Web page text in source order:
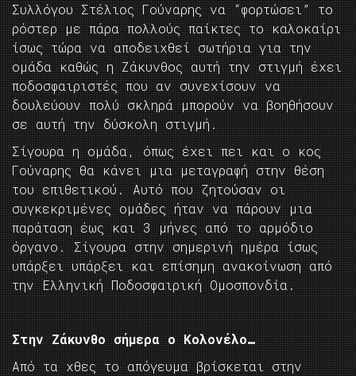
Συλλόγου Στέλιος Γούναρης να “φορτώσει” το
ρόστερ με πάρα πολλούς παίκτες το καλοκαίρι
ίσως τώρα να αποδειχθεί σωτήρια για την
ομάδα καθώς η Ζάκυνθος αυτή την στιγμή έχει
ποδοσφαιριστές που αν συνεχίσουν να
δουλεύουν πολύ σκληρά μπορούν να βοηθήσουν
σε αυτή την δύσκολη στιγμή.
Σίγουρα η ομάδα, όπως έχει πει και ο κος
Γούναρης θα κάνει μια μεταγραφή στην θέση
του επιθετικού. Αυτό που ζητούσαν οι
συγκεκριμένες ομάδες ήταν να πάρουν μια
παράταση έως και 3 μήνες από το αρμόδιο
όργανο. Σίγουρα στην σημερινή ημέρα ίσως
υπάρξει υπάρξει και επίσημη ανακοίνωση από
την Ελληνική Ποδοσφαιρική Ομοσπονδία.
Στην Ζάκυνθο σήμερα ο Κολονέλο…
Από τα χθες το απόγευμα βρίσκεται στην